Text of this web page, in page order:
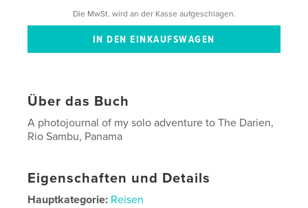
Die MwSt. wird an der Kasse aufgeschlagen.
Über das Buch
A photojournal of my solo adventure to The Darien,
Rio Sambu, Panama
Eigenschaften und Details
Hauptkategorie: Reisen